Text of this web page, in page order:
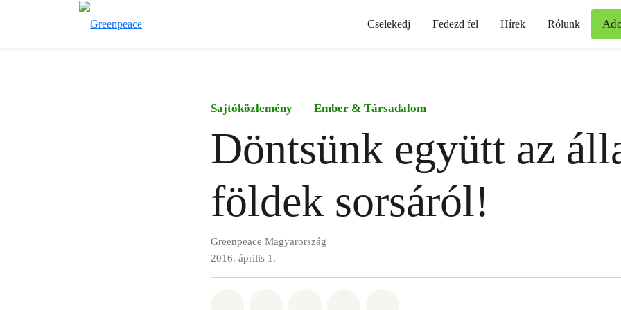
Cselekedj Fedezd fel Hírek Rólunk
Sajtóközlemény Ember & Társadalom
Döntsünk együtt az
földek sorsáról!
Greenpeace Magyarország
2016. április 1.